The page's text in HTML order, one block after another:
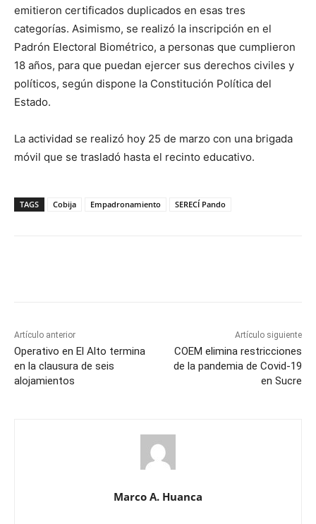
emitieron certificados duplicados en esas tres
categorías. Asimismo, se realizó la inscripción en el
Padrón Electoral Biométrico, a personas que cumplieron
18 años, para que puedan ejercer sus derechos civiles y
políticos, según dispone la Constitución Política del
Estado.
La actividad se realizó hoy 25 de marzo con una brigada
móvil que se trasladó hasta el recinto educativo.
TAGS Cobija Empadronamiento SERECÍ Pando
Artículo anterior
Operativo en El Alto termina
en la clausura de seis
alojamientos
Artículo siguiente
COEM elimina restricciones
de la pandemia de Covid-19
en Sucre
Marco A. Huanca